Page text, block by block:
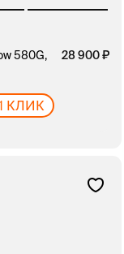
580G,
28 900
КЛИК